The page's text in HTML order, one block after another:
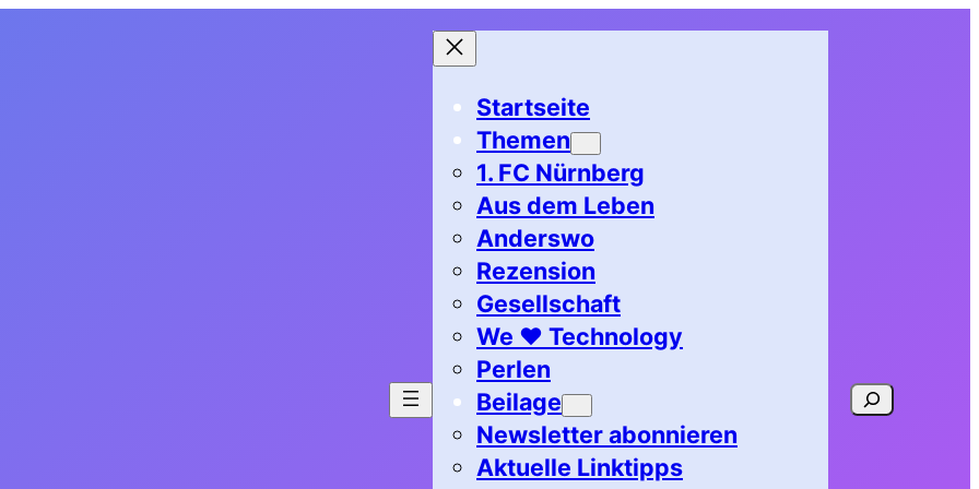
Startseite
Themen
1. FC Nürnberg
Aus dem Leben
Anderswo
Rezension
Gesellschaft
We ♥ Technology
Perlen
Beilage
Newsletter abonnieren
Aktuelle Linktipps
Suchen